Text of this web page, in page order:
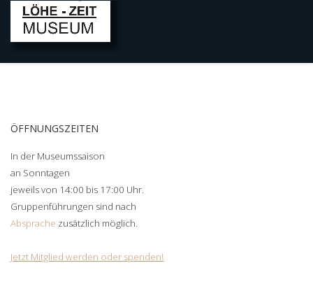
ÖFFNUNGSZEITEN
In der Museumssaison
an Sonntagen
jeweils von 14:00 bis 17:00 Uhr.
Gruppenführungen sind nach
Absprache zusätzlich möglich.
Jetzt Mitglied werden oder spenden!